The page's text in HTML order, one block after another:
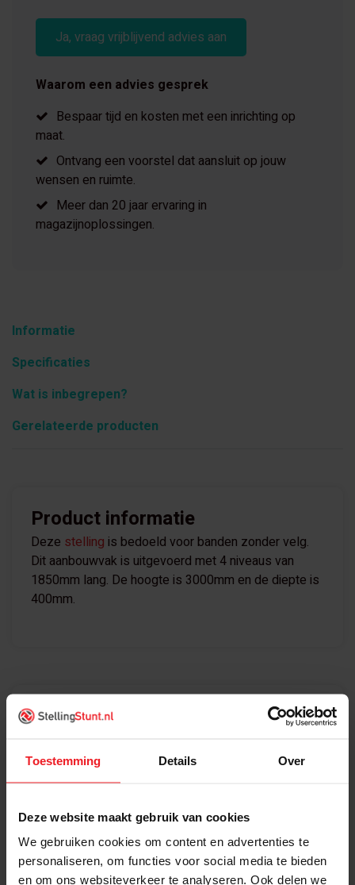
Toestemming Details Over
Deze website maakt gebruik van cookies
We gebruiken cookies om content en advertenties te
personaliseren, om functies voor social media te bieden
en om ons websiteverkeer te analyseren. Ook delen we
Ja, vraag vrijblijvend advies aan
Waarom een advies gesprek
Bespaar tijd en kosten met een inrichting op
maat.
Ontvang een voorstel dat aansluit op jouw
wensen en ruimte.
Meer dan 20 jaar ervaring in
magazijnoplossingen.
Informatie
Specificaties
Wat is inbegrepen?
Gerelateerde producten
Product informatie
Deze stelling is bedoeld voor banden zonder velg.
Dit aanbouwvak is uitgevoerd met 4 niveaus van
1850mm lang. De hoogte is 3000mm en de diepte is
400mm.
Specificaties
Geschikt Voor
Banden zonder velg
Conditie
Nieuw